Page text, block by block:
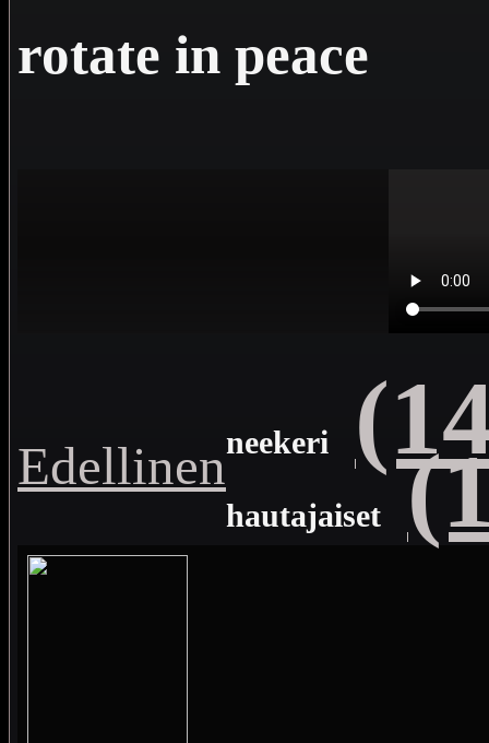
rotate in peace
Edellinenneekeri
hautajaiset